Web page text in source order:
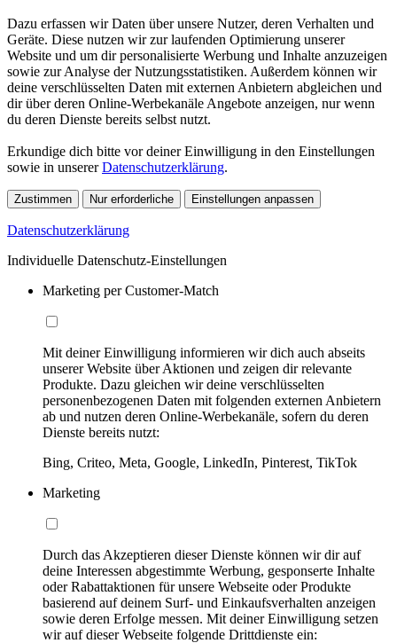
Dazu erfassen wir Daten über unsere Nutzer, deren Verhalten und
Geräte. Diese nutzen wir zur laufenden Optimierung unserer
Website und um dir personalisierte Werbung und Inhalte anzuzeigen
sowie zur Analyse der Nutzungsstatistiken. Außerdem können wir
deine verschlüsselten Daten mit externen Anbietern abgleichen und
dir über deren Online-Werbekanäle Angebote anzeigen, nur wenn
du deren Dienste bereits selbst nutzt.
Erkundige dich bitte vor deiner Einwilligung in den Einstellungen
sowie in unsererDatenschutzerklärung.
Zustimmen Nur erforderliche Einstellungen anpassen
Datenschutzerklärung
Individuelle Datenschutz-Einstellungen
Marketing per Customer-Match
Mit deiner Einwilligung informieren wir dich auch abseits
unserer Website über Aktionen und zeigen dir relevante
Produkte. Dazu gleichen wir deine verschlüsselten
personenbezogenen Daten mit folgenden externen Anbietern
ab und nutzen deren Online-Werbekanäle, sofern du deren
Dienste bereits nutzt:
Bing, Criteo, Meta, Google, LinkedIn, Pinterest, TikTok
Marketing
Durch das Akzeptieren dieser Dienste können wir dir auf
deine Interessen abgestimmte Werbung, gesponserte Inhalte
oder Rabattaktionen für unsere Webseite oder Produkte
basierend auf deinem Surf- und Einkaufsverhalten anzeigen
sowie deren Erfolge messen. Mit deiner Einwilligung setzen
wir auf dieser Webseite folgende Drittdienste ein: